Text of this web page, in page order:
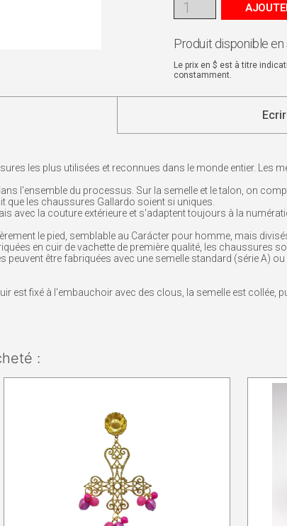
Produit disponible
Le prix en $ est à titre
constamment.
les plus utilisées et reconnues dans le monde entier. Les
l'ensemble du processus. Sur la semelle et le talon, on
que les chaussures Gallardo soient si uniques.
avec la couture extérieure et s'adaptent toujours à la
le pied, semblable au Carácter pour homme, mais
en cuir de vachette de première qualité, les chaussures
peuvent être fabriquées avec une semelle standard (série A)
est fixé à l'embauchoir avec des clous, la semelle est collée,
: